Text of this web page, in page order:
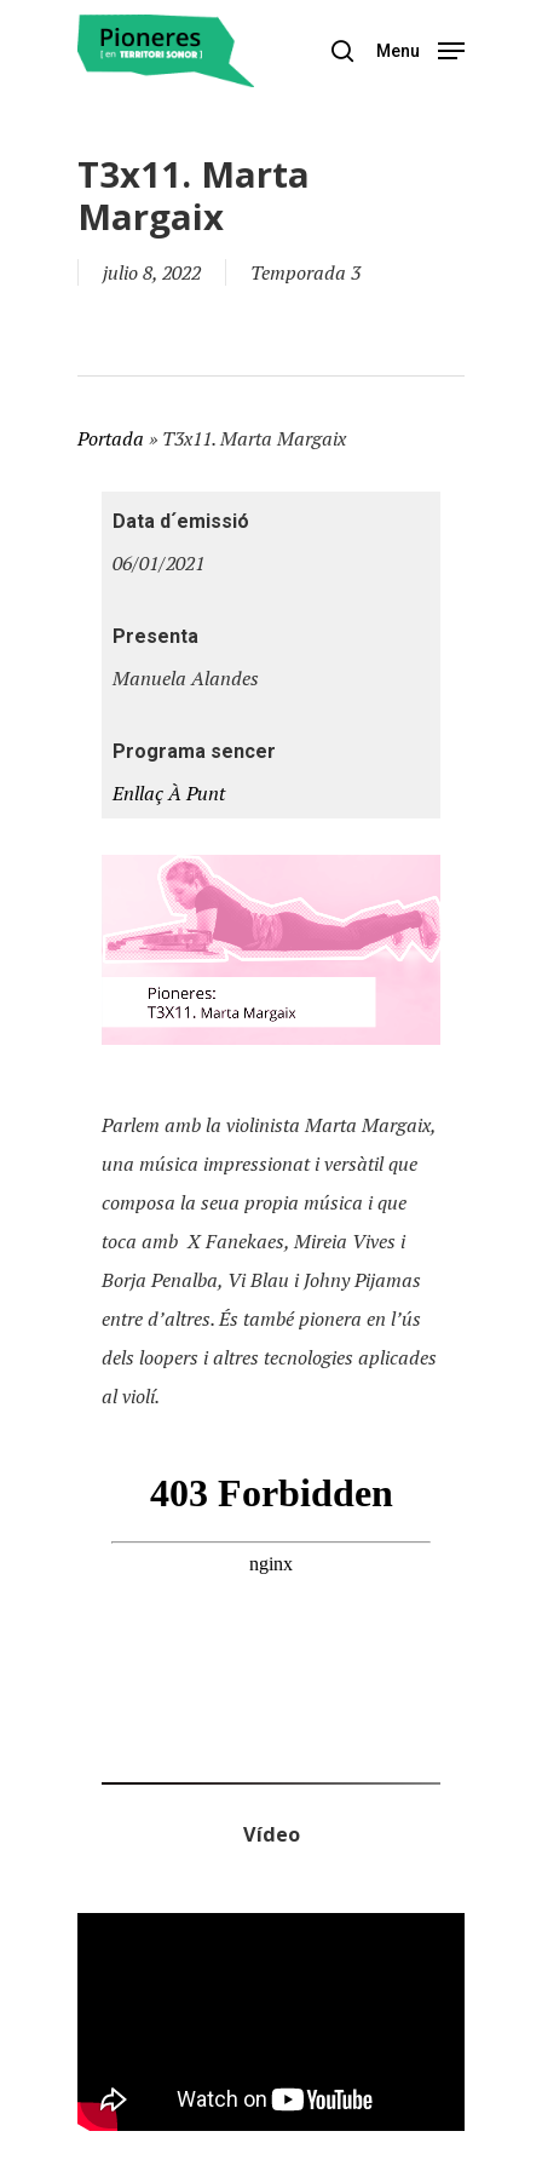
Menu
T3x11. Marta
Margaix
julio 8, 2022 Temporada 3
Portada » T3x11. Marta Margaix
Data d´emissió
06/01/2021
Presenta
Manuela Alandes
Programa sencer
Enllaç À Punt
Parlem amb la violinista Marta Margaix,
una música impressionat i versàtil que
composa la seua propia música i que
toca amb X Fanekaes, Mireia Vives i
Borja Penalba, Vi Blau i Johny Pijamas
entre d’altres. És també pionera en l’ús
dels loopers i altres tecnologies aplicades
al violí.
Vídeo